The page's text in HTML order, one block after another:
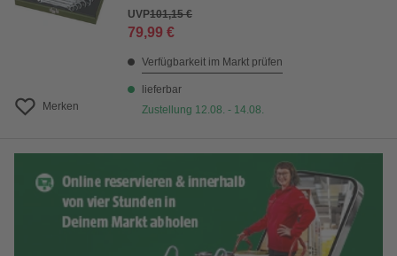
Merken
UVP101,15 €
79,99 €
Verfügbarkeit im Markt prüfen
lieferbar
Zustellung 12.08. - 14.08.